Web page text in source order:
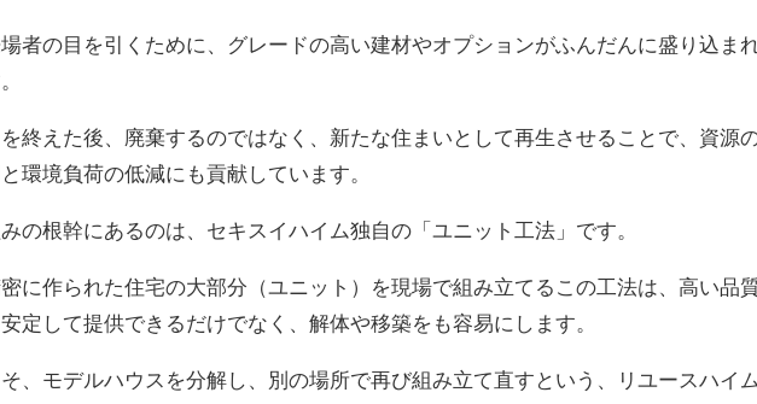
者の目を引くために、グレードの高い建材やオプションがふんだんに盛り込まれ
終えた後、廃棄するのではなく、新たな住まいとして再生させることで、資源
環境負荷の低減にも貢献しています。
の根幹にあるのは、セキスイハイム独自の「ユニット工法」です。
に作られた住宅の大部分（ユニット）を現場で組み立てるこの工法は、高い品
定して提供できるだけでなく、解体や移築をも容易にします。
、モデルハウスを分解し、別の場所で再び組み立て直すという、リユースハイム